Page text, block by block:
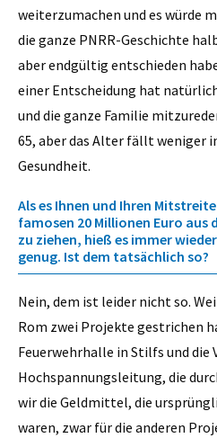
weiterzumachen und es würde
die ganze PNRR-Geschichte
aber endgültig entschieden
einer Entscheidung hat
und die ganze Familie
65, aber das Alter fällt weniger
Gesundheit.
Als es Ihnen und Ihren
famosen 20 Millionen Euro aus
zu ziehen, hieß es immer
genug. Ist dem tatsächlich so?
Nein, dem ist leider nicht so.
Rom zwei Projekte gestrichen
Feuerwehrhalle in Stilfs und die
Hochspannungsleitung, die
wir die Geldmittel, die
waren, zwar für die anderen